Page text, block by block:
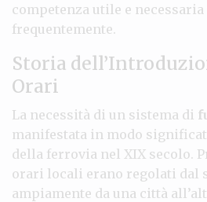
competenza utile e
frequentemente.
Storia
Orari
La necessità di un sistema di
manifestata in modo
della ferrovia nel XIX secolo.
orari locali erano regolati dal
ampiamente da una città